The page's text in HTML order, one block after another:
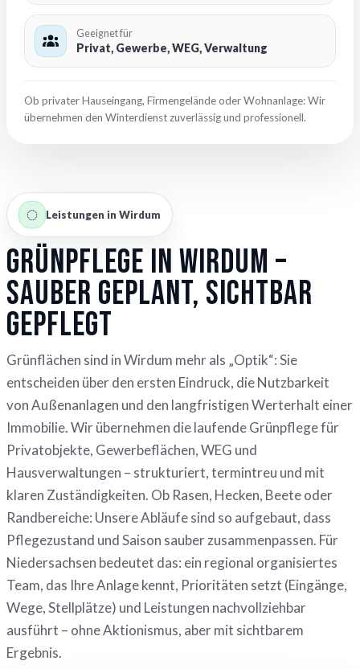
Geeignet für
Privat, Gewerbe, WEG, Verwaltung
Ob privater Hauseingang, Firmengelände oder Wohnanlage: Wir
übernehmen den Winterdienst zuverlässig und professionell.
Leistungen in Wirdum
Grünpflege in Wirdum –
sauber geplant, sichtbar
gepflegt
Grünflächen sind in Wirdum mehr als „Optik“: Sie
entscheiden über den ersten Eindruck, die Nutzbarkeit
von Außenanlagen und den langfristigen Werterhalt einer
Immobilie. Wir übernehmen die laufende Grünpflege für
Privatobjekte, Gewerbeflächen, WEG und
Hausverwaltungen – strukturiert, termintreu und mit
klaren Zuständigkeiten. Ob Rasen, Hecken, Beete oder
Randbereiche: Unsere Abläufe sind so aufgebaut, dass
Pflegezustand und Saison sauber zusammenpassen. Für
Niedersachsen bedeutet das: ein regional organisiertes
Team, das Ihre Anlage kennt, Prioritäten setzt (Eingänge,
Wege, Stellplätze) und Leistungen nachvollziehbar
ausführt – ohne Aktionismus, aber mit sichtbarem
Ergebnis.